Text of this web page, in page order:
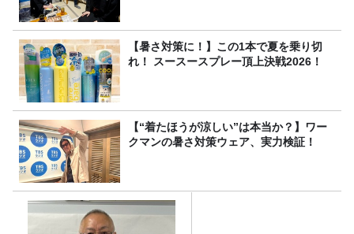
【暑さ対策に！】この1本で夏を乗り切
れ！ スースースプレー頂上決戦2026！
【“着たほうが涼しい”は本当か？】ワー
クマンの暑さ対策ウェア、実力検証！